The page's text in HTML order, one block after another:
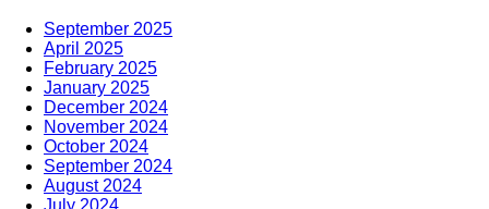
September 2025
April 2025
February 2025
January 2025
December 2024
November 2024
October 2024
September 2024
August 2024
July 2024